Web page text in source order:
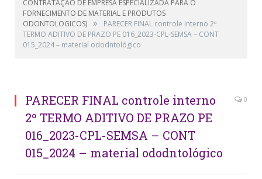
CONTRATAÇÃO DE EMPRESA ESPECIALIZADA PARA O
FORNECIMENTO DE MATERIAL E PRODUTOS
ODONTOLOGICOS) »
PARECER FINAL controle interno 2º
TERMO ADITIVO DE PRAZO PE 016_2023-CPL-SEMSA – CONT
015_2024 – material ododntológico
PARECER FINAL controle interno
2º TERMO ADITIVO DE PRAZO PE
016_2023-CPL-SEMSA – CONT
015_2024 – material ododntológico
0